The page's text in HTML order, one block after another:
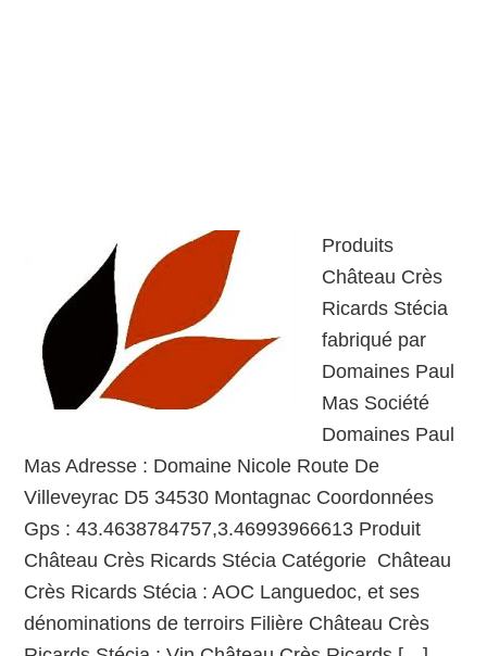
Produits
Château Crès
Ricards Stécia
fabriqué par
Domaines Paul
Mas Société
Domaines Paul
Mas Adresse : Domaine Nicole Route De
Villeveyrac D5 34530 Montagnac Coordonnées
Gps : 43.4638784757,3.46993966613 Produit
Château Crès Ricards Stécia Catégorie Château
Crès Ricards Stécia : AOC Languedoc, et ses
dénominations de terroirs Filière Château Crès